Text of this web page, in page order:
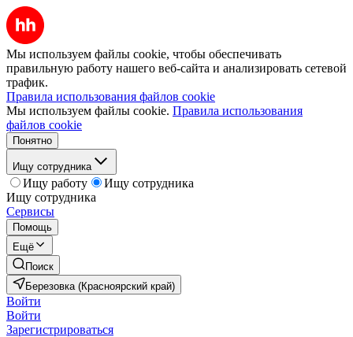
Мы используем файлы cookie, чтобы обеспечивать
правильную работу нашего веб-сайта и анализировать сетевой
трафик.
Правила использования файлов cookie
Мы используем файлы cookie. Правила использования
файлов cookie
Понятно
Ищу сотрудника
Ищу работу
Ищу сотрудника
Ищу сотрудника
Сервисы
Помощь
Ещё
Поиск
Березовка (Красноярский край)
Войти
Войти
Зарегистрироваться